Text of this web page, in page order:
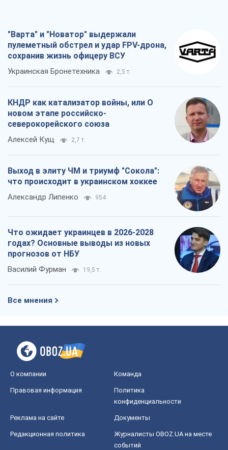
"Варта" и "Новатор" выдержали
пулеметный обстрел и удар FPV-дрона,
сохранив жизнь офицеру ВСУ
Украинская Бронетехника 2,5 т.
КНДР как катализатор войны, или О
новом этапе российско-
северокорейского союза
Алексей Кущ 2,7 т.
Выход в элиту ЧМ и триумф "Сокола":
что происходит в украинском хоккее
Александр Липенко 954
Что ожидает украинцев в 2026-2028
годах? Основные выводы из новых
прогнозов от НБУ
Василий Фурман 19,5 т.
Все мнения
О компании Команда
Правовая информация
Политика
конфиденциальности
Реклама на сайте Документы
Редакционная политика
Журналисты OBOZ.UA на месте
событий